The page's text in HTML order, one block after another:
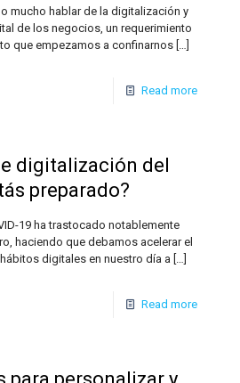
mucho hablar de la digitalización y
de los negocios, un requerimiento
que empezamos a confinarnos […]
Read more
digitalización del
preparado?
19 ha trastocado notablemente
haciendo que debamos acelerar el
digitales en nuestro día a […]
Read more